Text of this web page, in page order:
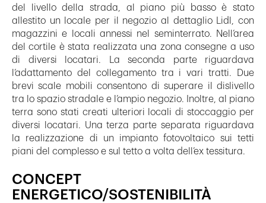
del livello della strada, al piano più basso è stato
allestito un locale per il negozio al dettaglio Lidl, con
magazzini e locali annessi nel seminterrato. Nell’area
del cortile è stata realizzata una zona consegne a uso
di diversi locatari. La seconda parte riguardava
l’adattamento del collegamento tra i vari tratti. Due
brevi scale mobili consentono di superare il dislivello
tra lo spazio stradale e l’ampio negozio. Inoltre, al piano
terra sono stati creati ulteriori locali di stoccaggio per
diversi locatari. Una terza parte separata riguardava
la realizzazione di un impianto fotovoltaico sui tetti
piani del complesso e sul tetto a volta dell’ex tessitura.
CONCEPT
ENERGETICO/SOSTENIBILITÀ